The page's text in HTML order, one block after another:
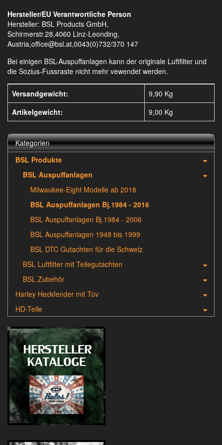
Hersteller/EU Verantwortliche Person
Hersteller: BSL Products GmbH,
Schirmerstr.28,4060 Linz-Leonding,
Austria,office@bsl.at,0043(0)732/370 147
Bei einigen BSL-Auspuffanlagen kann der originale Luftfilter und
die Sozius-Fussraste nicht mehr vewendet werden.
Versandgewicht:
9,90 Kg
Artikelgewicht:
9,00 Kg
Kategorien
BSL Produkte
BSL Auspuffanlagen
Milwaukee-Eight Modelle ab 2018
BSL Auspuffanlagen Bj.1984 - 2016
BSL Auspuffanlagen Bj.1984 - 2006
BSL Auspuffanlagen 1948 bis 1999
BSL DTC Gutachten für die Schweiz
BSL Luftfilter mit Teilegutachten
BSL Zubehör
Harley Heckfender mit Tüv
HD-Teile